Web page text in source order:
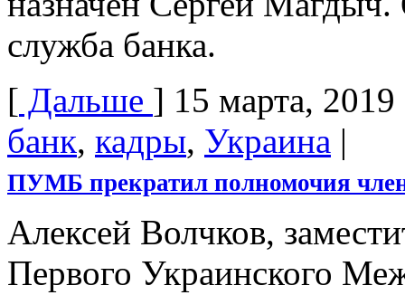
служба банка.
[ Дальше ] 15 марта, 2019
банк, кадры, Украина |
ПУМБ прекратил полномочия
Алексей Волчков,
Первого Украинского